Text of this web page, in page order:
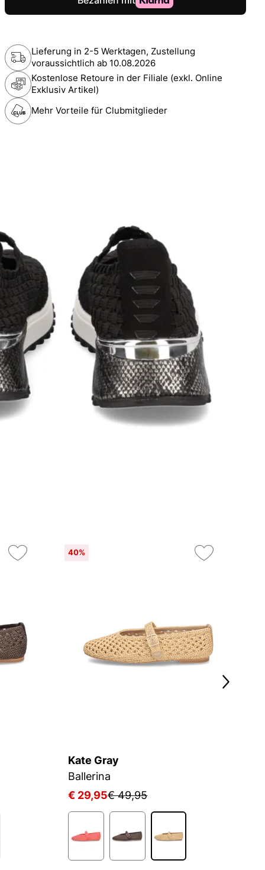
Lieferung in 2-5 Werktagen, Zustellung
voraussichtlich ab 10.08.2026
Kostenlose Retoure in der Filiale (exkl. Online
Exklusiv Artikel)
Mehr Vorteile für Clubmitglieder
40%
Kate Gray
Ballerina
€ 29,95€ 49,95